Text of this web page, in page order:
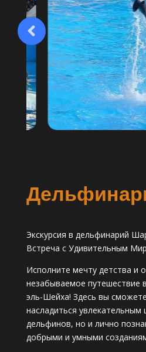
Экскурсия в дельфинарий
Встреча с Удивительным
Исполните мечту детства и
незабываемое путешествие
эль-Шейха! Здесь вы
насладиться увлекательным
дельфинов, но и лично
добрыми и умными